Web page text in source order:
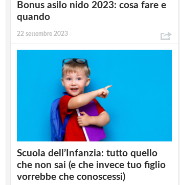
Bonus asilo nido 2023: cosa fare e
quando
22 settembre 2023
Scuola dell’Infanzia: tutto quello
che non sai (e che invece tuo figlio
vorrebbe che conoscessi)